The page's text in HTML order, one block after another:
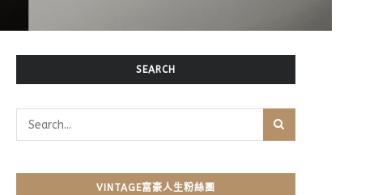
SEARCH
VINTAGE富豪人生粉絲團